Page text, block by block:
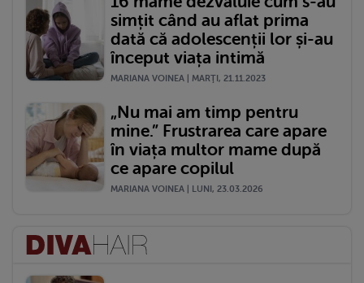
simțit când au aflat prima
dată că adolescenții lor și-au
început viața intimă
MARIANA VOINEA | MARŢI, 21.11.2023
„Nu mai am timp pentru
mine.” Frustrarea care apare
în viața multor mame după
ce apare copilul
MARIANA VOINEA | LUNI, 23.03.2026